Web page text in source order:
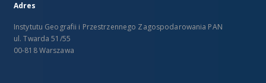
Adres
Instytutu Geografii i Przestrzennego Zagospodarowania PAN
ul. Twarda 51/55
00-818 Warszawa